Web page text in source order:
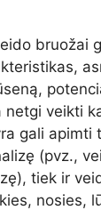
bruožai
netgi veikti
gali apimti
(pvz.,
tiek ir
nosies,